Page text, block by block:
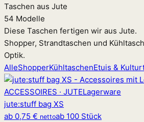
Taschen aus Jute
54 Modelle
Diese Taschen fertigen wir aus Jute.
Shopper, Strandtaschen und
Optik.
AlleShopperKühltaschenEtuis &
ACCESSOIRES · JUTELagerware
jute:stuff bag XS
ab 0,75 € nettoab 100 Stück